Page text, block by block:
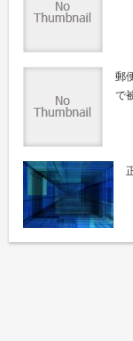
郵
で